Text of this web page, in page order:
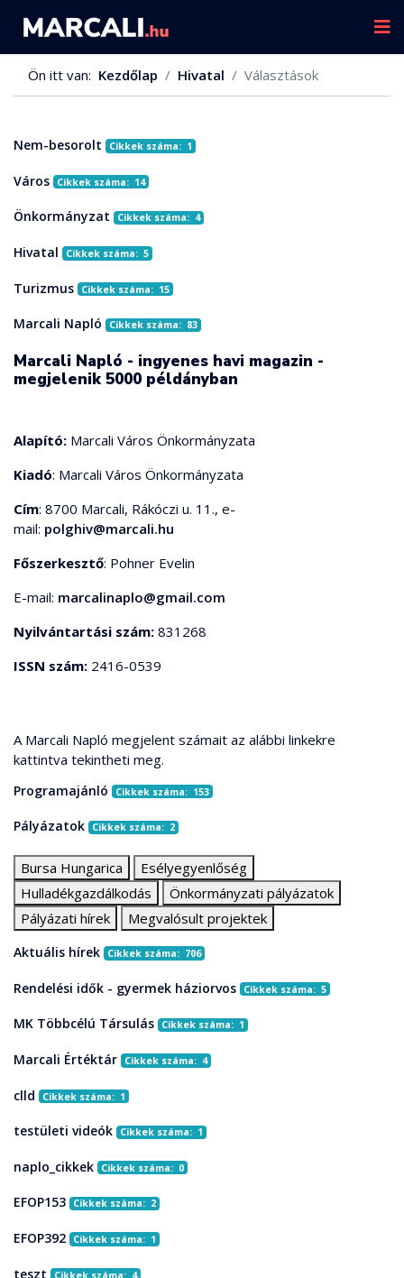
Ön itt van: Kezdőlap Hivatal Választások
Nem-besorolt Cikkek száma: 1
Város Cikkek száma: 14
Önkormányzat Cikkek száma: 4
Hivatal Cikkek száma: 5
Turizmus Cikkek száma: 15
Marcali Napló Cikkek száma: 83
Marcali Napló - ingyenes havi magazin -
megjelenik 5000 példányban
Alapító: Marcali Város Önkormányzata
Kiadó: Marcali Város Önkormányzata
Cím: 8700 Marcali, Rákóczi u. 11., e-
mail: polghiv@marcali.hu
Főszerkesztő: Pohner Evelin
E-mail: marcalinaplo@gmail.com
Nyilvántartási szám: 831268
ISSN szám: 2416-0539
A Marcali Napló megjelent számait az alábbi linkekre
kattintva tekintheti meg.
Programajánló Cikkek száma: 153
Pályázatok Cikkek száma: 2
Bursa Hungarica
Esélyegyenlőség
Hulladékgazdálkodás
Önkormányzati pályázatok
Pályázati hírek
Megvalósult projektek
Aktuális hírek Cikkek száma: 706
Rendelési idők - gyermek háziorvos Cikkek száma: 5
MK Többcélú Társulás Cikkek száma: 1
Marcali Értéktár Cikkek száma: 4
clld Cikkek száma: 1
testületi videók Cikkek száma: 1
naplo_cikkek Cikkek száma: 0
EFOP153 Cikkek száma: 2
EFOP392 Cikkek száma: 1
teszt Cikkek száma: 4